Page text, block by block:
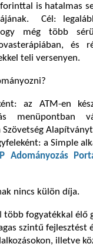
is hatalmas
Cél:
még több
és
teli versenyen.
az ATM-en
menüpontban
Szövetség Alapítványt
a Simple
Adományozás
nincs külön díja.
több fogyatékkal élő
szintű fejlesztést
illetve